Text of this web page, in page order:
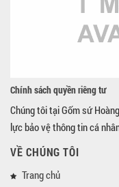
Chính sách quyền riêng tư
Chúng tôi tại Gốm sứ
lực bảo vệ thông tin cá
VỀ CHÚNG TÔI
Trang chủ